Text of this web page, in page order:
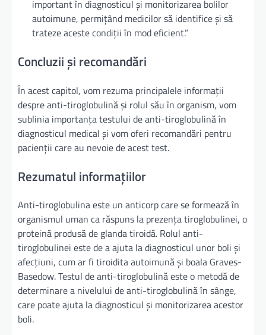
important în diagnosticul și monitorizarea bolilor
autoimune, permițând medicilor să identifice și să
trateze aceste condiții în mod eficient.”
Concluzii și recomandări
În acest capitol, vom rezuma principalele informații
despre anti-tiroglobulină și rolul său în organism, vom
sublinia importanța testului de anti-tiroglobulină în
diagnosticul medical și vom oferi recomandări pentru
pacienții care au nevoie de acest test.
Rezumatul informațiilor
Anti-tiroglobulina este un anticorp care se formează în
organismul uman ca răspuns la prezența tiroglobulinei, o
proteină produsă de glanda tiroidă. Rolul anti-
tiroglobulinei este de a ajuta la diagnosticul unor boli și
afecțiuni, cum ar fi tiroidita autoimună și boala Graves-
Basedow. Testul de anti-tiroglobulină este o metodă de
determinare a nivelului de anti-tiroglobulină în sânge,
care poate ajuta la diagnosticul și monitorizarea acestor
boli.